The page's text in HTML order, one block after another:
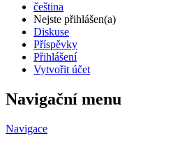
čeština
Nejste přihlášen(a)
Diskuse
Příspěvky
Přihlášení
Vytvořit účet
Navigační menu
Navigace